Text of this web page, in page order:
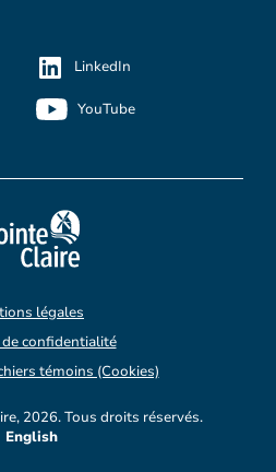
LinkedIn
YouTube
2026. Tous droits réservés.
légales
confidentialité
témoins (Cookies)
English